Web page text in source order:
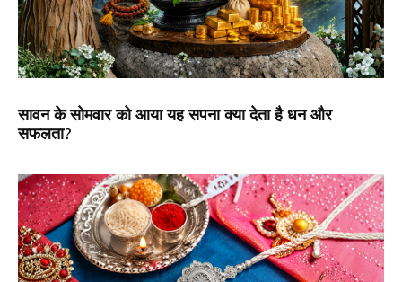
सावन के सोमवार को आया यह सपना क्या देता है धन और
सफलता?